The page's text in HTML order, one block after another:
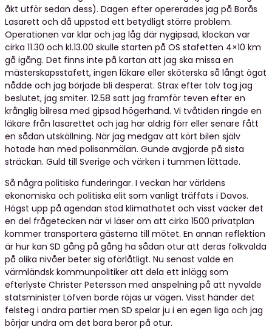
åkt utför sedan dess). Dagen efter opererades jag på Borås
Lasarett och då uppstod ett betydligt större problem.
Operationen var klar och jag låg där nygipsad, klockan var
cirka 11.30 och kl.13.00 skulle starten på OS stafetten 4×10 km
gå igång. Det finns inte på kartan att jag ska missa en
mästerskapsstafett, ingen läkare eller sköterska så långt ögat
nådde och jag började bli desperat. Strax efter tolv tog jag
beslutet, jag smiter. 12.58 satt jag framför teven efter en
krånglig bilresa med gipsad högerhand. Vi tvåtiden ringde en
läkare från lasarettet och jag har aldrig förr eller senare fått
en sådan utskällning. När jag medgav att kört bilen själv
hotade han med polisanmälan. Gunde avgjorde på sista
sträckan. Guld till Sverige och värken i tummen lättade.
Så några politiska funderingar. I veckan har världens
ekonomiska och politiska elit som vanligt träffats i Davos.
Högst upp på agendan stod klimathotet och visst väcker det
en del frågetecken när vi läser om att cirka 1500 privatplan
kommer transportera gästerna till mötet. En annan reflektion
är hur kan SD gång på gång ha sådan otur att deras folkvalda
på olika nivåer beter sig oförlåtligt. Nu senast valde en
värmländsk kommunpolitiker att dela ett inlägg som
efterlyste Christer Petersson med anspelning på att nyvalde
statsminister Löfven borde röjas ur vägen. Visst händer det
felsteg i andra partier men SD spelar ju i en egen liga och jag
börjar undra om det bara beror på otur.